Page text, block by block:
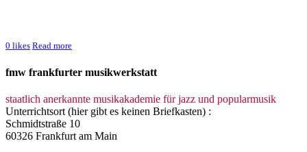
0 likes Read more
fmw frankfurter musikwerkstatt
staatlich anerkannte musikakademie für jazz und popularmusik
Unterrichtsort (hier gibt es keinen Briefkasten) :
Schmidtstraße 10
60326 Frankfurt am Main